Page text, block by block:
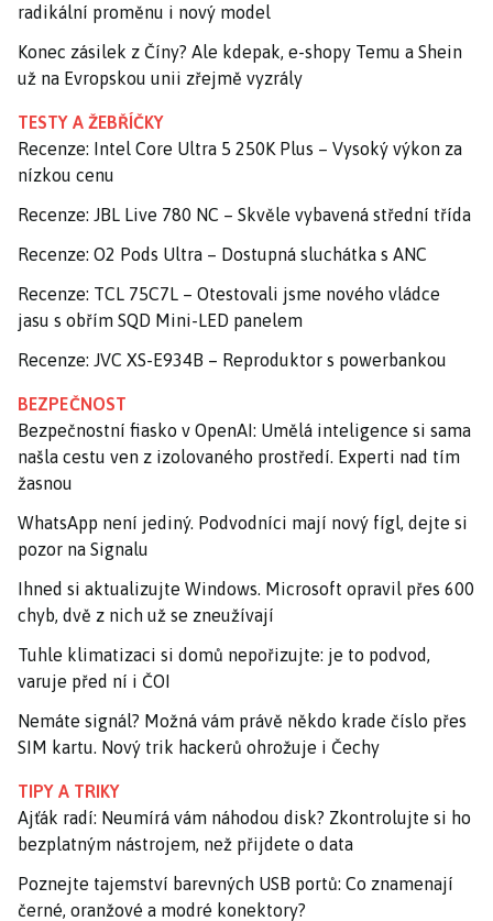
radikální proměnu i nový model
Konec zásilek z Číny? Ale kdepak, e-shopy Temu a Shein
už na Evropskou unii zřejmě vyzrály
TESTY A ŽEBŘÍČKY
Recenze: Intel Core Ultra 5 250K Plus – Vysoký výkon za
nízkou cenu
Recenze: JBL Live 780 NC – Skvěle vybavená střední třída
Recenze: O2 Pods Ultra – Dostupná sluchátka s ANC
Recenze: TCL 75C7L – Otestovali jsme nového vládce
jasu s obřím SQD Mini-LED panelem
Recenze: JVC XS-E934B – Reproduktor s powerbankou
BEZPEČNOST
Bezpečnostní fiasko v OpenAI: Umělá inteligence si sama
našla cestu ven z izolovaného prostředí. Experti nad tím
žasnou
WhatsApp není jediný. Podvodníci mají nový fígl, dejte si
pozor na Signalu
Ihned si aktualizujte Windows. Microsoft opravil přes 600
chyb, dvě z nich už se zneužívají
Tuhle klimatizaci si domů nepořizujte: je to podvod,
varuje před ní i ČOI
Nemáte signál? Možná vám právě někdo krade číslo přes
SIM kartu. Nový trik hackerů ohrožuje i Čechy
TIPY A TRIKY
Ajťák radí: Neumírá vám náhodou disk? Zkontrolujte si ho
bezplatným nástrojem, než přijdete o data
Poznejte tajemství barevných USB portů: Co znamenají
černé, oranžové a modré konektory?